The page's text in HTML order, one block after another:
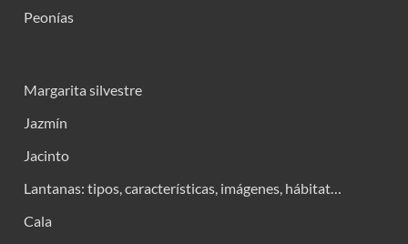
Peonías
Margarita silvestre
Jazmín
Jacinto
Lantanas: tipos, características, imágenes, hábitat…
Cala